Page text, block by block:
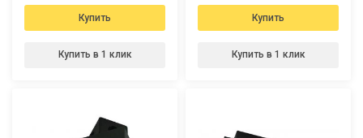
Купить
Купить в 1 клик
Купить
Купить в 1 клик